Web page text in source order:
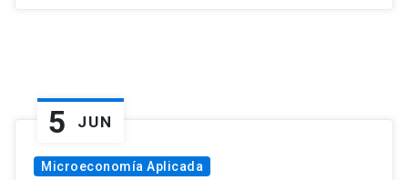
5 JUN
Microeconomía Aplicada